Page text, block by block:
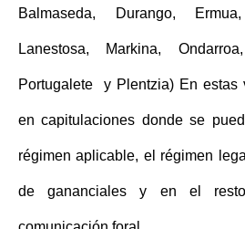
Balmaseda, Durango,
Lanestosa, Markina,
Portugalete y Plentzia) En estas
en capitulaciones donde se
régimen aplicable, el régimen
de gananciales y en el